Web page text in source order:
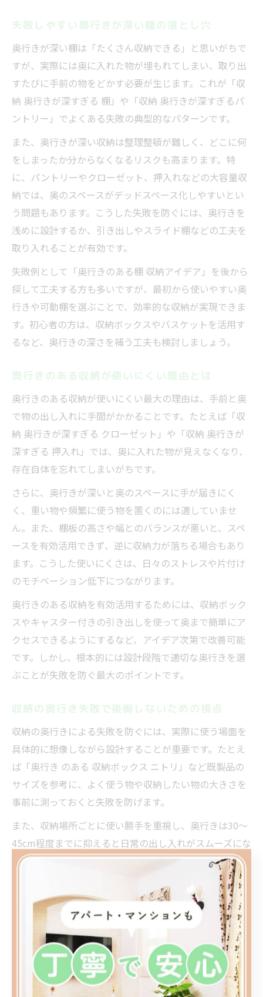
失敗しやすい奥行きが深い棚の落とし穴
奥行きが深い棚は「たくさん収納できる」と思いがちで
すが、実際には奥に入れた物が埋もれてしまい、取り出
すたびに手前の物をどかす必要が生じます。これが「収
納 奥行きが深すぎる 棚」や「収納 奥行きが深すぎるパ
ントリー」でよくある失敗の典型的なパターンです。
また、奥行きが深い収納は整理整頓が難しく、どこに何
をしまったか分からなくなるリスクも高まります。特
に、パントリーやクローゼット、押入れなどの大容量収
納では、奥のスペースがデッドスペース化しやすいとい
う問題もあります。こうした失敗を防ぐには、奥行きを
浅めに設計するか、引き出しやスライド棚などの工夫を
取り入れることが有効です。
失敗例として「奥行きのある棚 収納アイデア」を後から
探して工夫する方も多いですが、最初から使いやすい奥
行きや可動棚を選ぶことで、効率的な収納が実現できま
す。初心者の方は、収納ボックスやバスケットを活用す
るなど、奥行きの深さを補う工夫も検討しましょう。
奥行きのある収納が使いにくい理由とは
奥行きのある収納が使いにくい最大の理由は、手前と奥
で物の出し入れに手間がかかることです。たとえば「収
納 奥行きが深すぎる クローゼット」や「収納 奥行きが
深すぎる 押入れ」では、奥に入れた物が見えなくなり、
存在自体を忘れてしまいがちです。
さらに、奥行きが深いと奥のスペースに手が届きにく
く、重い物や頻繁に使う物を置くのには適していませ
ん。また、棚板の高さや幅とのバランスが悪いと、スペ
ースを有効活用できず、逆に収納力が落ちる場合もあり
ます。こうした使いにくさは、日々のストレスや片付け
のモチベーション低下につながります。
奥行きのある収納を有効活用するためには、収納ボック
スやキャスター付きの引き出しを使って奥まで簡単にア
クセスできるようにするなど、アイデア次第で改善可能
です。しかし、根本的には設計段階で適切な奥行きを選
ぶことが失敗を防ぐ最大のポイントです。
収納の奥行き失敗で後悔しないための視点
収納の奥行きによる失敗を防ぐには、実際に使う場面を
具体的に想像しながら設計することが重要です。たとえ
ば「奥行き のある 収納ボックス ニトリ」など既製品の
サイズを参考に、よく使う物や収納したい物の大きさを
事前に測っておくと失敗を防げます。
また、収納場所ごとに使い勝手を重視し、奥行きは30～
45cm程度までに抑えると日常の出し入れがスムーズにな
ります。もし奥行きが深い場合は、引き出し式収納や可
動棚、仕切り板を活用し、奥まで無駄なく使えるよう工
夫しましょう。後悔しないためには、実際に収納する物
をリストアップし、仮置きしてみるのもおすすめです。
収納の奥行きで失敗してしまった方は、リフォームやDIY
で改善できる場合も多いので、専門業者に相談するのも
一つの方法です。経験豊富なプロの意見を取り入れるこ
とで、より実用的で後悔のない収納計画が実現しやすく